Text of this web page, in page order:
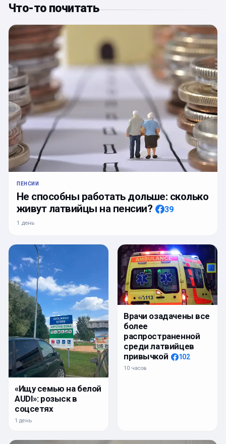
Что-то почитать
ПЕНСИИ
Не способны работать дольше: сколько
живут латвийцы на пенсии?
39
1 день
«Ищу семью на белой
AUDI»: розыск в
соцсетях
1 день
Врачи озадачены все
более
распространенной
среди латвийцев
привычкой
102
10 часов